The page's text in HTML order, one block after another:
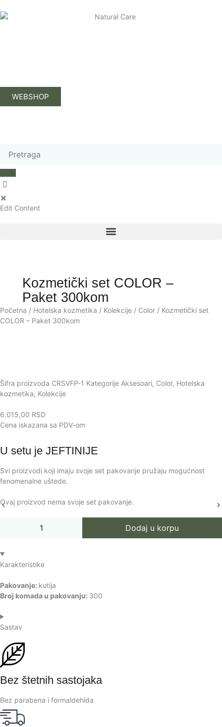
WEBSHOP
Edit Content
Kozmetički set COLOR –
Paket 300kom
Početna / Hotelska kozmetika / Kolekcije / Color / Kozmetički set
COLOR – Paket 300kom
Šifra proizvoda CRSVFP-1 Kategorije Aksesoari, Color, Hotelska
kozmetika, Kolekcije
6.015,00 RSD
Cena iskazana sa PDV-om
U setu je JEFTINIJE
Svi proizvodi koji imaju svoje set pakovanje pružaju mogućnost
fenomenalne uštede.
Ovaj proizvod nema svoje set pakovanje.
Dodaj u korpu
Karakteristike
Pakovanje: kutija
Broj komada u pakovanju: 300
Sastav
Bez štetnih sastojaka
Bez parabena i formaldehida